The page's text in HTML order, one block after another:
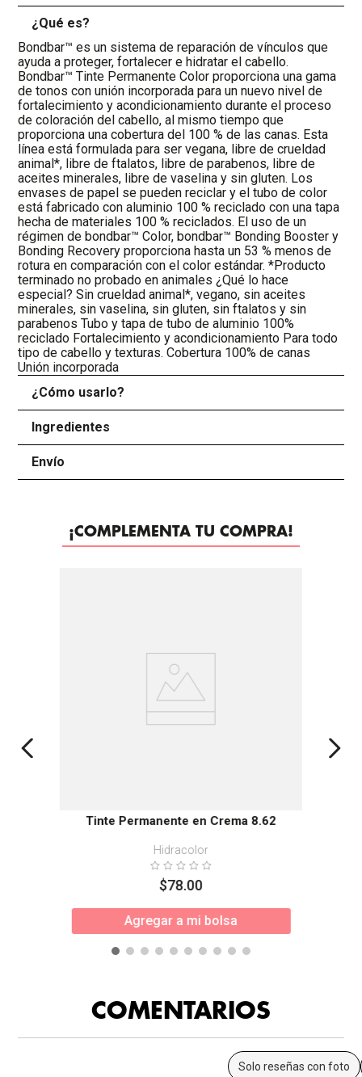
¿Qué es?
Bondbar™ es un sistema de reparación de vínculos que
ayuda a proteger, fortalecer e hidratar el cabello.
Bondbar™ Tinte Permanente Color proporciona una gama
de tonos con unión incorporada para un nuevo nivel de
fortalecimiento y acondicionamiento durante el proceso
de coloración del cabello, al mismo tiempo que
proporciona una cobertura del 100 % de las canas. Esta
línea está formulada para ser vegana, libre de crueldad
animal*, libre de ftalatos, libre de parabenos, libre de
aceites minerales, libre de vaselina y sin gluten. Los
envases de papel se pueden reciclar y el tubo de color
está fabricado con aluminio 100 % reciclado con una tapa
hecha de materiales 100 % reciclados. El uso de un
régimen de bondbar™ Color, bondbar™ Bonding Booster y
Bonding Recovery proporciona hasta un 53 % menos de
rotura en comparación con el color estándar. *Producto
terminado no probado en animales ¿Qué lo hace
especial? Sin crueldad animal*, vegano, sin aceites
minerales, sin vaselina, sin gluten, sin ftalatos y sin
parabenos Tubo y tapa de tubo de aluminio 100%
reciclado Fortalecimiento y acondicionamiento Para todo
tipo de cabello y texturas. Cobertura 100% de canas
Unión incorporada
¿Cómo usarlo?
Ingredientes
Envío
¡COMPLEMENTA TU COMPRA!
Tinte Permanente en Crema 8.62
Hidracolor
$78.00
Agregar a mi bolsa
COMENTARIOS
Solo reseñas con foto